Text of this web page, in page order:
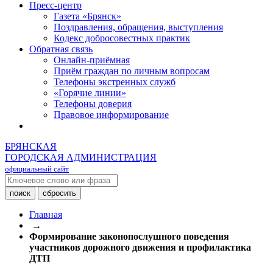
Пресс-центр
Газета «Брянск»
Поздравления, обращения, выступления
Кодекс добросовестных практик
Обратная связь
Онлайн-приёмная
Приём граждан по личным вопросам
Телефоны экстренных служб
«Горячие линии»
Телефоны доверия
Правовое информирование
БРЯНСКАЯ
ГОРОДСКАЯ АДМИНИСТРАЦИЯ
официальный сайт
Главная
→
Формирование законопослушного поведения
участников дорожного движения и профилактика
ДТП